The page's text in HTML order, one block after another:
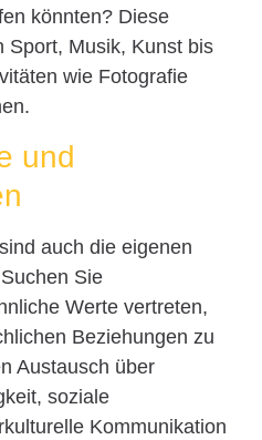
könnten? Diese
Sport, Musik, Kunst bis
wie Fotografie
und
auch die eigenen
Sie
Werte vertreten,
Beziehungen zu
Austausch über
soziale
Kommunikation